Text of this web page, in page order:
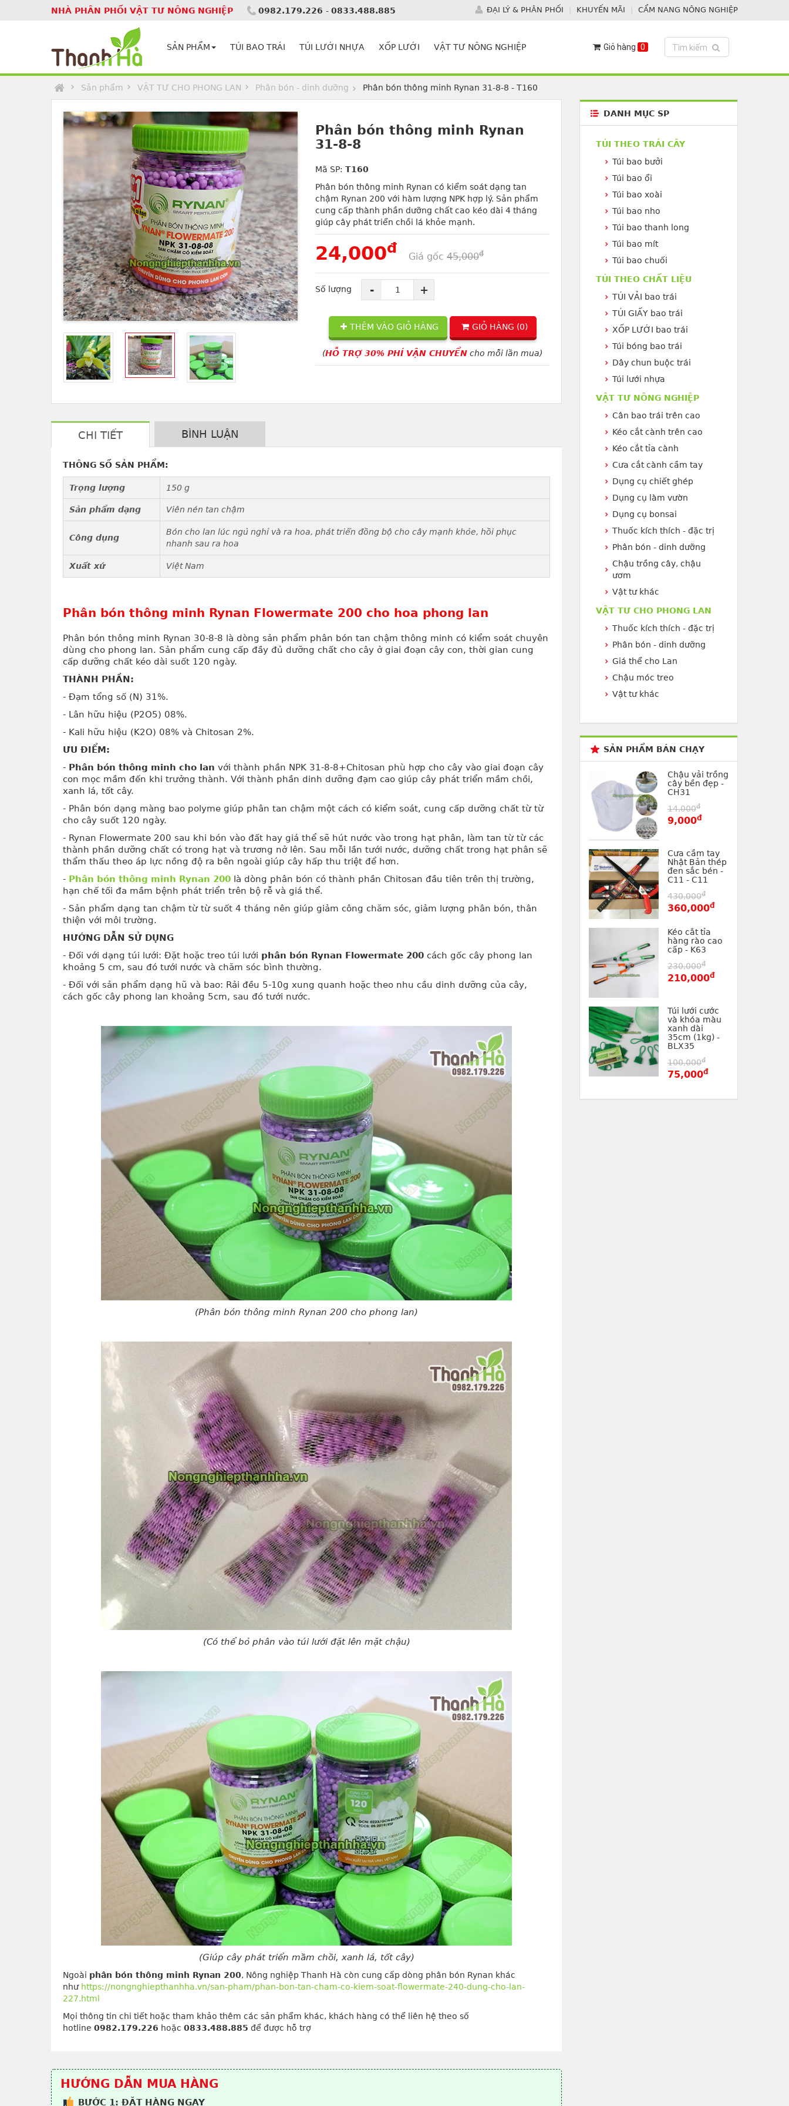
NHÀ PHÂN PHỐI VẬT TƯ NÔNG NGHIỆP 0982.179.226 - 0833.488.885 ĐẠI LÝ & PHÂN PHỐI KHUYẾN MÃI CẨM NANG NÔNG NGHIỆP
SẢN PHẨM TÚI BAO TRÁI TÚI LƯỚI NHỰA XỐP LƯỚI VẬT TƯ NÔNG NGHIỆP Toggle search
Tìm kiếm
Giỏ hàng 0
Sản phẩm VẬT TƯ CHO PHONG LAN Phân bón - dinh dưỡng Phân bón thông minh Rynan 31-8-8 - T160
Phân bón thông minh Rynan
31-8-8
Mã SP: T160
Phân bón thông minh Rynan có kiểm soát dạng tan
chậm Rynan 200 với hàm lượng NPK hợp lý. Sản phẩm
cung cấp thành phần dưỡng chất cao kéo dài 4 tháng
giúp cây phát triển chồi lá khỏe mạnh.
24,000đ
Giá gốc 45,000đ
Số lượng - +
THÊM VÀO GIỎ HÀNG GIỎ HÀNG (0)
(HỖ TRỢ 30% PHÍ VẬN CHUYỂN cho mỗi lần mua)
CHI TIẾT BÌNH LUẬN
THÔNG SỐ SẢN PHẨM:
Trọng lượng 150 g
Sản phẩm dạng Viên nén tan chậm
Công dụng
Bón cho lan lúc ngủ nghỉ và ra hoa, phát triển đồng bộ cho cây mạnh khỏe, hồi phục
nhanh sau ra hoa
Xuất xứ Việt Nam
Phân bón thông minh Rynan Flowermate 200 cho hoa phong lan
Phân bón thông minh Rynan 30-8-8 là dòng sản phẩm phân bón tan chậm thông minh có kiểm soát chuyên
dùng cho phong lan. Sản phẩm cung cấp đầy đủ dưỡng chất cho cây ở giai đoạn cây con, thời gian cung
cấp dưỡng chất kéo dài suốt 120 ngày.
THÀNH PHẦN:
- Đạm tổng số (N) 31%.
- Lân hữu hiệu (P2O5) 08%.
- Kali hữu hiệu (K2O) 08% và Chitosan 2%.
ƯU ĐIỂM:
- Phân bón thông minh cho lan với thành phần NPK 31-8-8+Chitosan phù hợp cho cây vào giai đoạn cây
con mọc mầm đến khi trưởng thành. Với thành phần dinh dưỡng đạm cao giúp cây phát triển mầm chồi,
xanh lá, tốt cây.
- Phân bón dạng màng bao polyme giúp phân tan chậm một cách có kiểm soát, cung cấp dưỡng chất từ từ
cho cây suốt 120 ngày.
- Rynan Flowermate 200 sau khi bón vào đất hay giá thể sẽ hút nước vào trong hạt phân, làm tan từ từ các
thành phần dưỡng chất có trong hạt và trương nở lên. Sau mỗi lần tưới nước, dưỡng chất trong hạt phân sẽ
thẩm thấu theo áp lực nồng độ ra bên ngoài giúp cây hấp thu triệt để hơn.
- Phân bón thông minh Rynan 200 là dòng phân bón có thành phần Chitosan đầu tiên trên thị trường,
hạn chế tối đa mầm bệnh phát triển trên bộ rễ và giá thể.
- Sản phẩm dạng tan chậm từ từ suốt 4 tháng nên giúp giảm công chăm sóc, giảm lượng phân bón, thân
thiện với môi trường.
HƯỚNG DẪN SỬ DỤNG
- Đối với dạng túi lưới: Đặt hoặc treo túi lưới phân bón Rynan Flowermate 200 cách gốc cây phong lan
khoảng 5 cm, sau đó tưới nước và chăm sóc bình thường.
- Đối với sản phẩm dạng hũ và bao: Rải đều 5-10g xung quanh hoặc theo nhu cầu dinh dưỡng của cây,
cách gốc cây phong lan khoảng 5cm, sau đó tưới nước.
(Phân bón thông minh Rynan 200 cho phong lan)
(Có thể bỏ phân vào túi lưới đặt lên mặt chậu)
(Giúp cây phát triển mầm chồi, xanh lá, tốt cây)
Ngoài phân bón thông minh Rynan 200, Nông nghiệp Thanh Hà còn cung cấp dòng phân bón Rynan khác
như https://nongnghiepthanhha.vn/san-pham/phan-bon-tan-cham-co-kiem-soat-flowermate-240-dung-cho-lan-
227.html
Mọi thông tin chi tiết hoặc tham khảo thêm các sản phẩm khác, khách hàng có thể liên hệ theo số
hotline 0982.179.226 hoặc 0833.488.885 để được hỗ trợ
HƯỚNG DẪN MUA HÀNG
BƯỚC 1: ĐẶT HÀNG NGAY
DANH MỤC SP
TÚI THEO TRÁI CÂY
Túi bao bưởi
Túi bao ổi
Túi bao xoài
Túi bao nho
Túi bao thanh long
Túi bao mít
Túi bao chuối
TÚI THEO CHẤT LIỆU
TÚI VẢI bao trái
TÚI GIẤY bao trái
XỐP LƯỚI bao trái
Túi bóng bao trái
Dây chun buộc trái
Túi lưới nhựa
VẬT TƯ NÔNG NGHIỆP
Cân bao trái trên cao
Kéo cắt cành trên cao
Kéo cắt tỉa cành
Cưa cắt cành cầm tay
Dụng cụ chiết ghép
Dụng cụ làm vườn
Dụng cụ bonsai
Thuốc kích thích - đặc trị
Phân bón - dinh dưỡng
Chậu trồng cây, chậu
ươm
Vật tư khác
VẬT TƯ CHO PHONG LAN
Thuốc kích thích - đặc trị
Phân bón - dinh dưỡng
Giá thể cho Lan
Chậu móc treo
Vật tư khác
SẢN PHẨM BÁN CHẠY
Chậu vải trồng
cây bền đẹp -
CH31
14,000đ
9,000đ
Cưa cầm tay
Nhật Bản thép
đen sắc bén -
C11 - C11
430,000đ
360,000đ
Kéo cắt tỉa
hàng rào cao
cấp - K63
230,000đ
210,000đ
Túi lưới cước
và khóa màu
xanh dài
35cm (1kg) -
BLX35
100,000đ
75,000đ